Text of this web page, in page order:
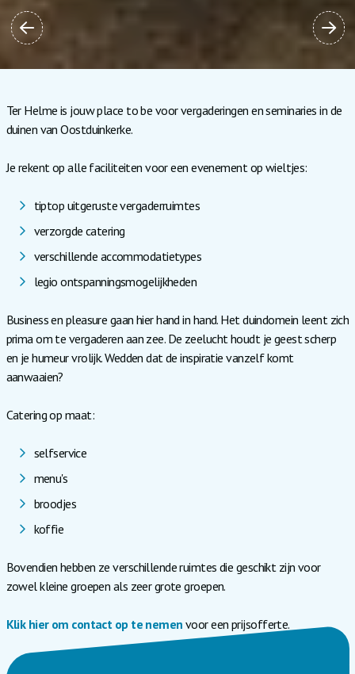
Ter Helme is jouw place to be voor vergaderingen en seminaries in de
duinen van Oostduinkerke.
Je rekent op alle faciliteiten voor een evenement op wieltjes:
tiptop uitgeruste vergaderruimtes
verzorgde catering
verschillende accommodatietypes
legio ontspanningsmogelijkheden
Business en pleasure gaan hier hand in hand. Het duindomein leent zich
prima om te vergaderen aan zee. De zeelucht houdt je geest scherp
en je humeur vrolijk. Wedden dat de inspiratie vanzelf komt
aanwaaien?
Catering op maat:
selfservice
menu's
broodjes
koffie
Bovendien hebben ze verschillende ruimtes die geschikt zijn voor
zowel kleine groepen als zeer grote groepen.
Klik hier om contact op te nemen voor een prijsofferte.